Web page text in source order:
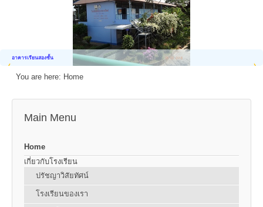
อาคารเรียนสองชั้น
You are here: Home
Main Menu
Home
เกี่ยวกับโรงเรียน
ปรัชญาวิสัยทัศน์
โรงเรียนของเรา